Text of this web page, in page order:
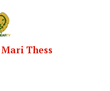
Mari Thess